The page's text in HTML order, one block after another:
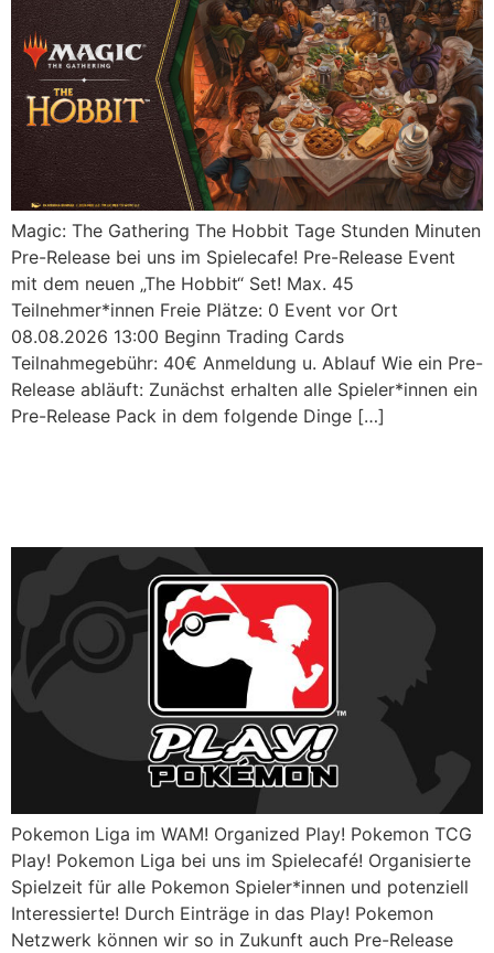
Magic: The Gathering The Hobbit Tage Stunden Minuten
Pre-Release bei uns im Spielecafe! Pre-Release Event
mit dem neuen „The Hobbit“ Set! Max. 45
Teilnehmer*innen Freie Plätze: 0 Event vor Ort
08.08.2026 13:00 Beginn Trading Cards
Teilnahmegebühr: 40€ Anmeldung u. Ablauf Wie ein Pre-
Release abläuft: Zunächst erhalten alle Spieler*innen ein
Pre-Release Pack in dem folgende Dinge […]
Pokemon Liga im WAM! Organized Play! Pokemon TCG
Play! Pokemon Liga bei uns im Spielecafé! Organisierte
Spielzeit für alle Pokemon Spieler*innen und potenziell
Interessierte! Durch Einträge in das Play! Pokemon
Netzwerk können wir so in Zukunft auch Pre-Release